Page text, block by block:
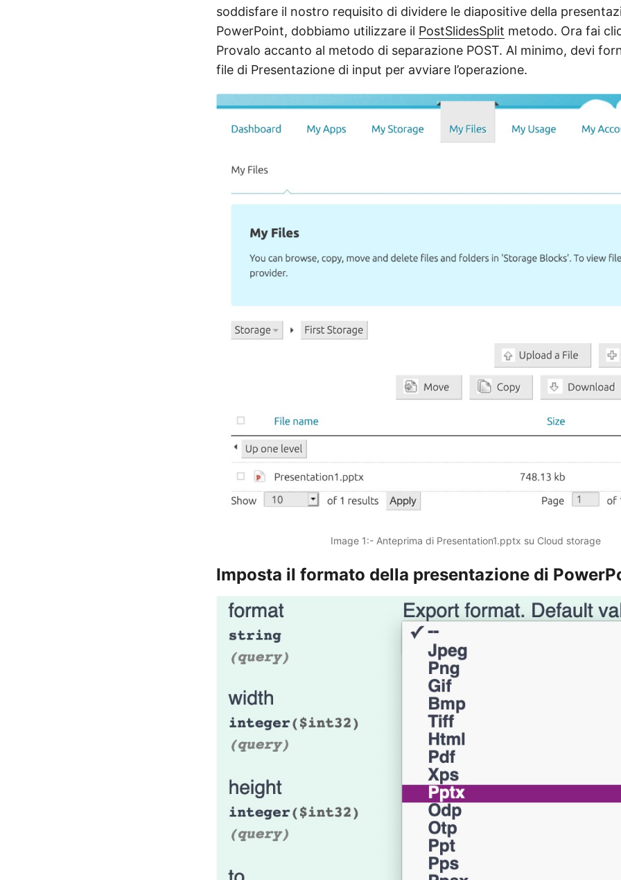
soddisfare il nostro requisito di dividere le diapositive della
PowerPoint, dobbiamo utilizzare il PostSlidesSplit metodo. Ora fai
Provalo accanto al metodo di separazione POST. Al minimo, devi
file di Presentazione di input per avviare l’operazione.
Image 1:- Anteprima di Presentation1.pptx su Cloud storage
Imposta il formato della presentazione di